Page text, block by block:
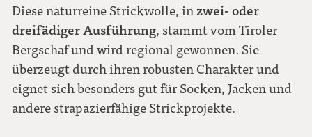
Diese naturreine Strickwolle, inzwei- oder
dreifädiger Ausführung, stammt vom Tiroler
Bergschaf und wird regional gewonnen. Sie
überzeugt durch ihren robusten Charakter und
eignet sich besonders gut für Socken, Jacken und
andere strapazierfähige Strickprojekte.